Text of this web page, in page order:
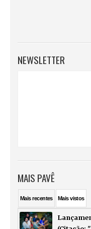
NEWSLETTER
MAIS PAVÊ
Maisrecentes Maisvistos